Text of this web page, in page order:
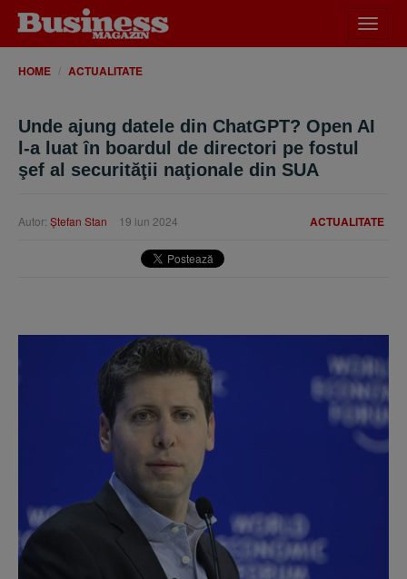
meniu
HOME ACTUALITATE
Unde ajung datele din ChatGPT? Open AI
l-a luat în boardul de directori pe fostul
şef al securităţii naţionale din SUA
ACTUALITATE
Autor: Ştefan Stan 19 iun 2024